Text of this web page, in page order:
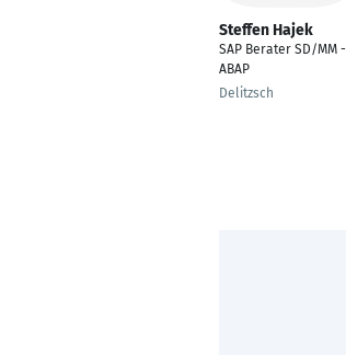
Steffen Hajek
SAP Berater SD/MM -
ABAP
Delitzsch